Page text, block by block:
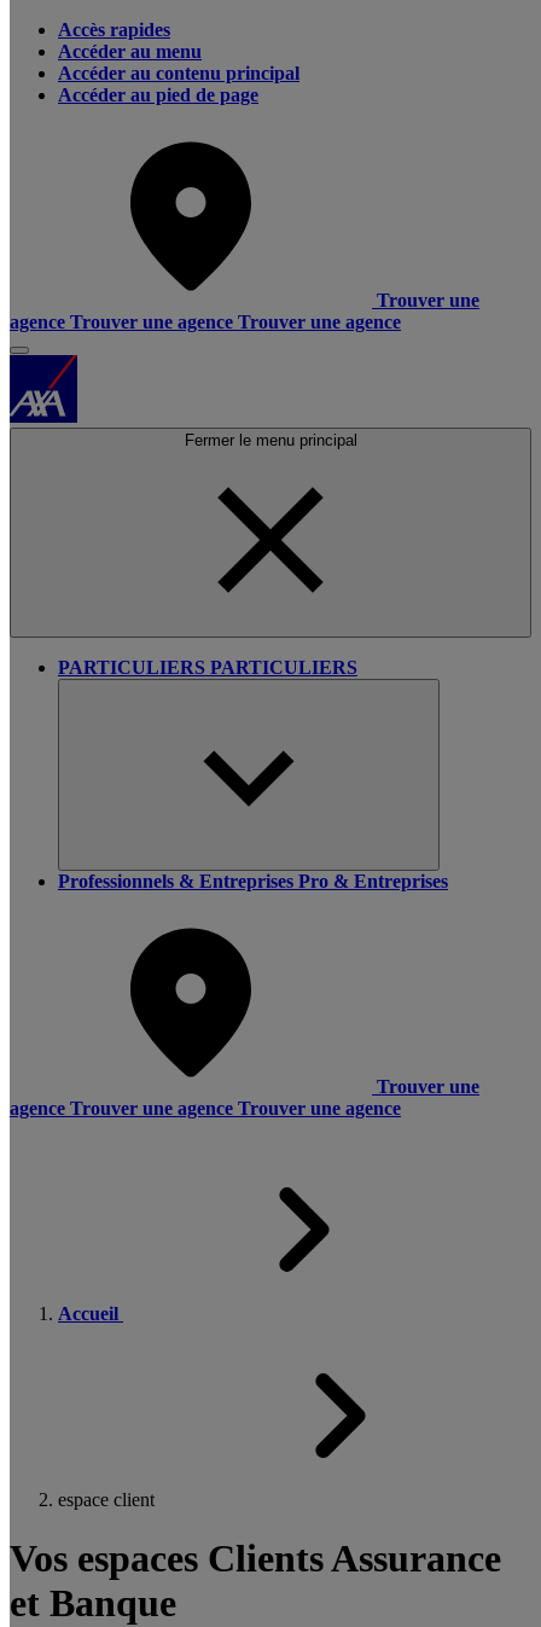
Accès rapides
Accéder au menu
Accéder au contenu principal
Accéder au pied de page
Trouver une
agence Trouver une agence Trouver une agence
Fermer le menu principal
PARTICULIERS PARTICULIERS
Professionnels & Entreprises Pro & Entreprises
Trouver une
agence Trouver une agence Trouver une agence
Accueil
espace client
Vos espaces Clients Assurance
et Banque